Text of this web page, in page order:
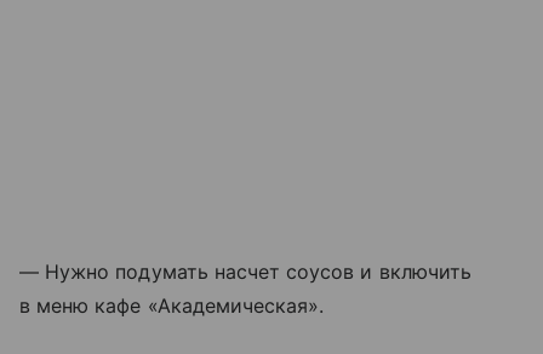
— Нужно подумать насчет соусов и включить
в меню кафе «Академическая».